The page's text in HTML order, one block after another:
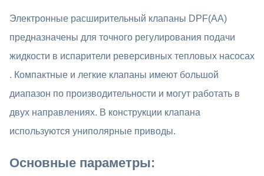
Электронные расширительный клапаны DPF(AA)
предназначены для точного регулирования подачи
жидкости в испарители реверсивных тепловых насосах
. Компактные и легкие клапаны имеют большой
диапазон по производительности и могут работать в
двух направлениях. В конструкции клапана
используются униполярные приводы.
Основные параметры: